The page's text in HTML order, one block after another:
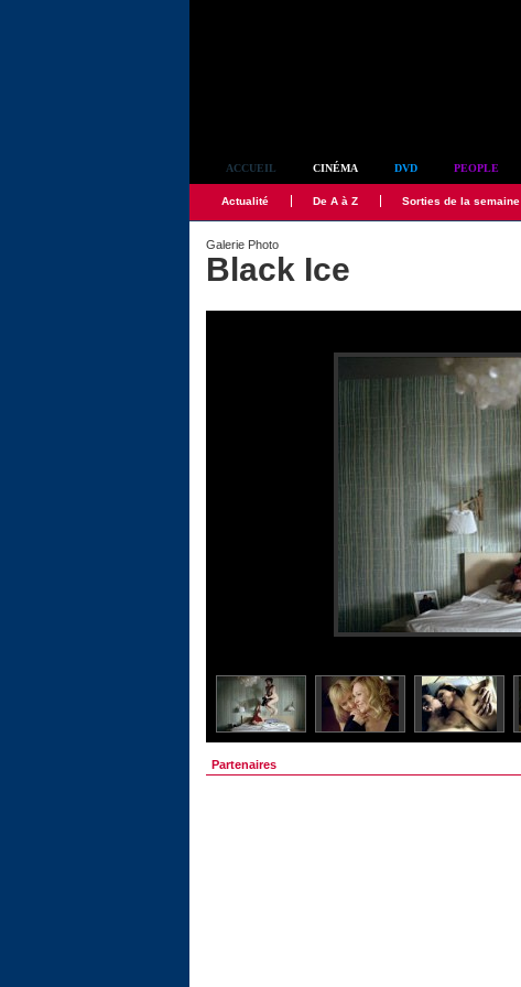
ACCUEIL CINÉMA DVD PEOPLE
Actualité De A à Z Sorties de la semaine
Galerie Photo
Black Ice
Partenaires